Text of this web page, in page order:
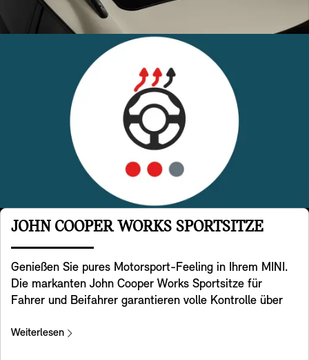
JOHN COOPER WORKS SPORTSITZE
Genießen Sie pures Motorsport-Feeling in Ihrem MINI.
Die markanten John Cooper Works Sportsitze für
Fahrer und Beifahrer garantieren volle Kontrolle über
Sitzgeometrie mit integrierten Kopfstützen und bieten
Weiterlesen